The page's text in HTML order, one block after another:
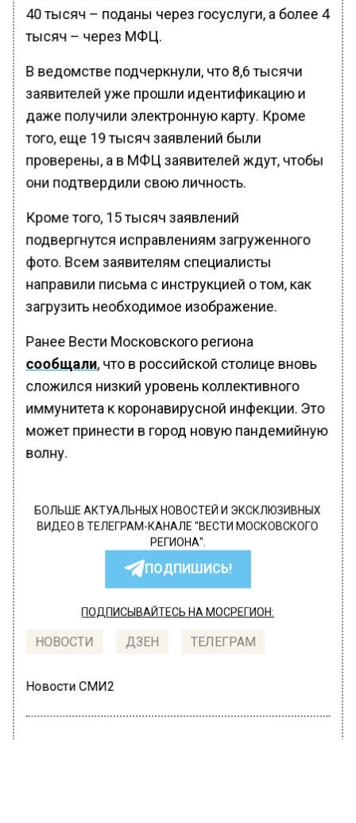
40 тысяч – поданы через госуслуги, а более 4
тысяч – через МФЦ.
В ведомстве подчеркнули, что 8,6 тысячи
заявителей уже прошли идентификацию и
даже получили электронную карту. Кроме
того, еще 19 тысяч заявлений были
проверены, а в МФЦ заявителей ждут, чтобы
они подтвердили свою личность.
Кроме того, 15 тысяч заявлений
подвергнутся исправлениям загруженного
фото. Всем заявителям специалисты
направили письма с инструкцией о том, как
загрузить необходимое изображение.
Ранее Вести Московского региона
сообщали, что в российской столице вновь
сложился низкий уровень коллективного
иммунитета к коронавирусной инфекции. Это
может принести в город новую пандемийную
волну.
БОЛЬШЕ АКТУАЛЬНЫХ НОВОСТЕЙ И ЭКСКЛЮЗИВНЫХ
ВИДЕО В ТЕЛЕГРАМ-КАНАЛЕ "ВЕСТИ МОСКОВСКОГО
РЕГИОНА".
ПОДПИШИСЬ!
ПОДПИСЫВАЙТЕСЬ НА МОСРЕГИОН:
НОВОСТИ ДЗЕН ТЕЛЕГРАМ
Новости СМИ2